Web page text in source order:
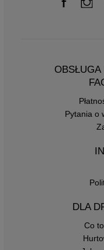
OBSŁUGA
Pytania o
DLA
Co